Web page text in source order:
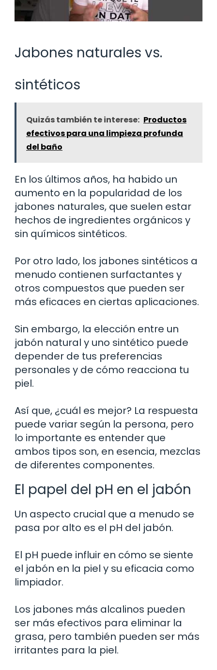
Jabones naturales vs.
sintéticos
Quizás también te interese: Productos
efectivos para una limpieza profunda
del baño
En los últimos años, ha habido un
aumento en la popularidad de los
jabones naturales, que suelen estar
hechos de ingredientes orgánicos y
sin químicos sintéticos.
Por otro lado, los jabones sintéticos a
menudo contienen surfactantes y
otros compuestos que pueden ser
más eficaces en ciertas aplicaciones.
Sin embargo, la elección entre un
jabón natural y uno sintético puede
depender de tus preferencias
personales y de cómo reacciona tu
piel.
Así que, ¿cuál es mejor? La respuesta
puede variar según la persona, pero
lo importante es entender que
ambos tipos son, en esencia, mezclas
de diferentes componentes.
El papel del pH en el jabón
Un aspecto crucial que a menudo se
pasa por alto es el pH del jabón.
El pH puede influir en cómo se siente
el jabón en la piel y su eficacia como
limpiador.
Los jabones más alcalinos pueden
ser más efectivos para eliminar la
grasa, pero también pueden ser más
irritantes para la piel.